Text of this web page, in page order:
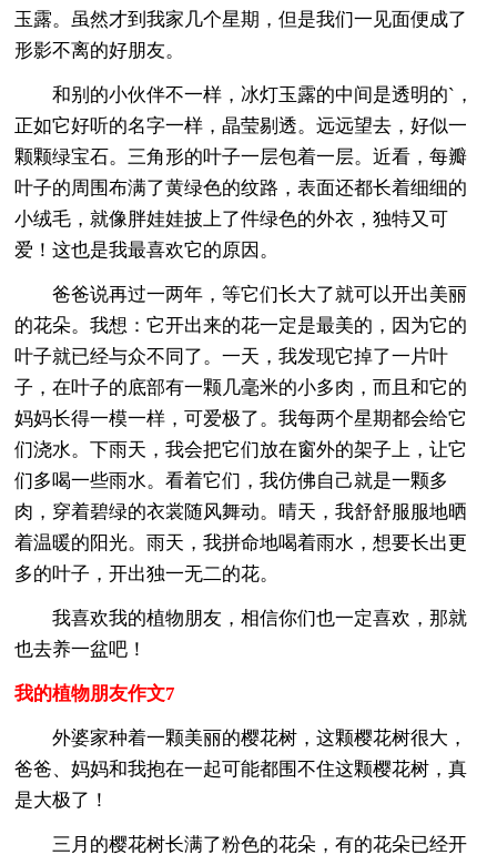
玉露。虽然才到我家几个星期，但是我们一见面便成了
形影不离的好朋友。
和别的小伙伴不一样，冰灯玉露的中间是透明的`，
正如它好听的名字一样，晶莹剔透。远远望去，好似一
颗颗绿宝石。三角形的叶子一层包着一层。近看，每瓣
叶子的周围布满了黄绿色的纹路，表面还都长着细细的
小绒毛，就像胖娃娃披上了件绿色的外衣，独特又可
爱！这也是我最喜欢它的原因。
爸爸说再过一两年，等它们长大了就可以开出美丽
的花朵。我想：它开出来的花一定是最美的，因为它的
叶子就已经与众不同了。一天，我发现它掉了一片叶
子，在叶子的底部有一颗几毫米的小多肉，而且和它的
妈妈长得一模一样，可爱极了。我每两个星期都会给它
们浇水。下雨天，我会把它们放在窗外的架子上，让它
们多喝一些雨水。看着它们，我仿佛自己就是一颗多
肉，穿着碧绿的衣裳随风舞动。晴天，我舒舒服服地晒
着温暖的阳光。雨天，我拼命地喝着雨水，想要长出更
多的叶子，开出独一无二的花。
我喜欢我的植物朋友，相信你们也一定喜欢，那就
也去养一盆吧！
我的植物朋友作文7
外婆家种着一颗美丽的樱花树，这颗樱花树很大，
爸爸、妈妈和我抱在一起可能都围不住这颗樱花树，真
是大极了！
三月的樱花树长满了粉色的花朵，有的花朵已经开